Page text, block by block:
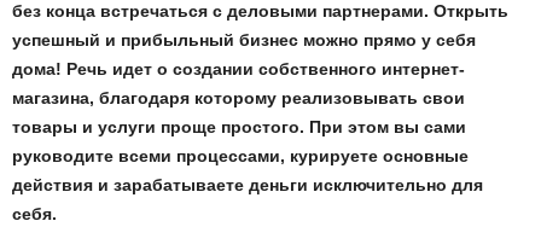
без конца встречаться с деловыми партнерами. Открыть
успешный и прибыльный бизнес можно прямо у себя
дома! Речь идет о создании собственного интернет-
магазина, благодаря которому реализовывать свои
товары и услуги проще простого. При этом вы сами
руководите всеми процессами, курируете основные
действия и зарабатываете деньги исключительно для
себя.